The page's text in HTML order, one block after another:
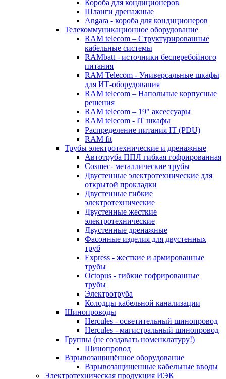
Короба для кондиционеров
Шланги дренажные
Angara - короба для кондиционеров
Телекоммуникационное оборудование
RAM telecom – Структурированные
кабельные системы
RAMbatt - источники бесперебойного
питания
RAM Telecom - Универсальные шкафы
для ИТ-оборудования
RAM telecom – Напольные корпусные
решения
RAM telecom – 19" аксессуары
RAM telecom - IT шкафы
Распределение питания IT (PDU)
RAM fit
Трубы электротехнические и дренажные
Автотруба ППЛ гибкая гофрированная
Cosmec- металлические трубы
Двустенные электротехнические для
открытой прокладки
Двустенные гибкие
электротехнические
Двустенные жесткие
электротехнические
Двустенные дренажные
Фасонные изделия для двустенных
труб
Express - жесткие и армированные
трубы
Octopus - гибкие гофрированные
трубы
Электротруба
Колодцы кабельной канализации
Шинопроводы
Hercules - осветительный шинопровод
Hercules - магистральный шинопровод
Группы (не создавать номенклатуру!)
Шинопровод
Взрывозащищённое оборудование
Взрывозащищенные кабельные вводы
Электротехническая продукция ИЭК